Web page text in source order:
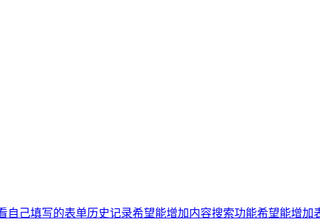
自己填写的表单历史记录希望能增加内容搜索功能希望能增加